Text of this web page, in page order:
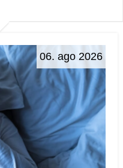
06. ago 2026